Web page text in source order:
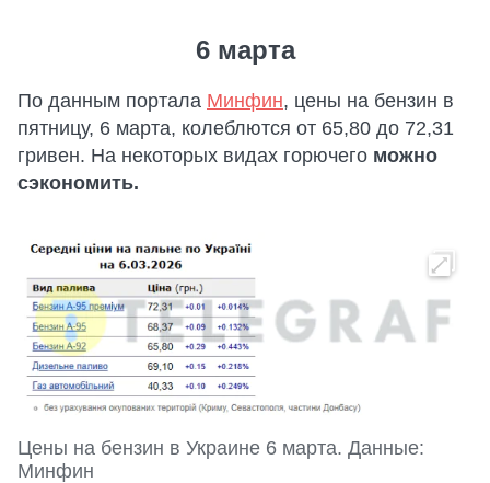
6 марта
По данным портала Минфин, цены на бензин в
пятницу, 6 марта, колеблются от 65,80 до 72,31
гривен. На некоторых видах горючего можно
сэкономить.
Цены на бензин в Украине 6 марта. Данные:
Минфин